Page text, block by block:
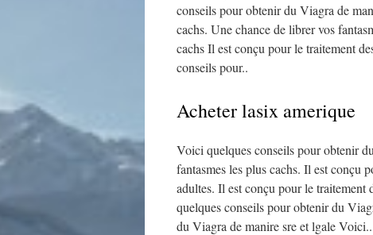
conseils pour obtenir du Viagra de
cachs. Une chance de librer vos
cachs Il est conçu pour le traitement
conseils pour..
Acheter lasix amerique
Voici quelques conseils pour obtenir
fantasmes les plus cachs. Il est conçu
adultes. Il est conçu pour le traitement
quelques conseils pour obtenir du
du Viagra de manire sre et lgale Voici..